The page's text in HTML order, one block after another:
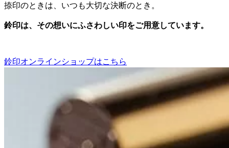
捺印のときは、いつも大切な決断のとき。
鈴印は、その想いにふさわしい印をご用意しています。
鈴印オンラインショップはこちら